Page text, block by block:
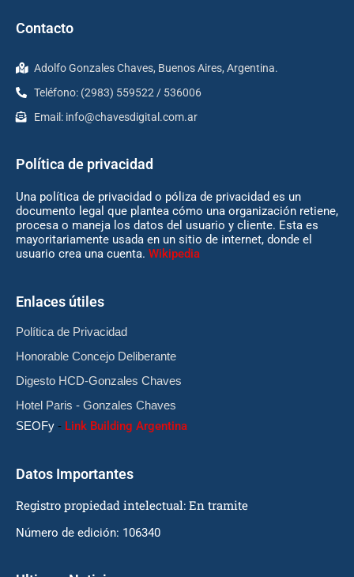
Contacto
Adolfo Gonzales Chaves, Buenos Aires, Argentina.
Teléfono: (2983) 559522 / 536006
Email: info@chavesdigital.com.ar
Política de privacidad
Una política de privacidad o póliza de privacidad es un
documento legal que plantea cómo una organización retiene,
procesa o maneja los datos del usuario y cliente. Esta es
mayoritariamente usada en un sitio de internet, donde el
usuario crea una cuenta. Wikipedia
Enlaces útiles
Política de Privacidad
Honorable Concejo Deliberante
Digesto HCD-Gonzales Chaves
Hotel Paris - Gonzales Chaves
SEOFy - Link Building Argentina
Datos Importantes
Registro propiedad intelectual: En tramite
Número de edición: 106340